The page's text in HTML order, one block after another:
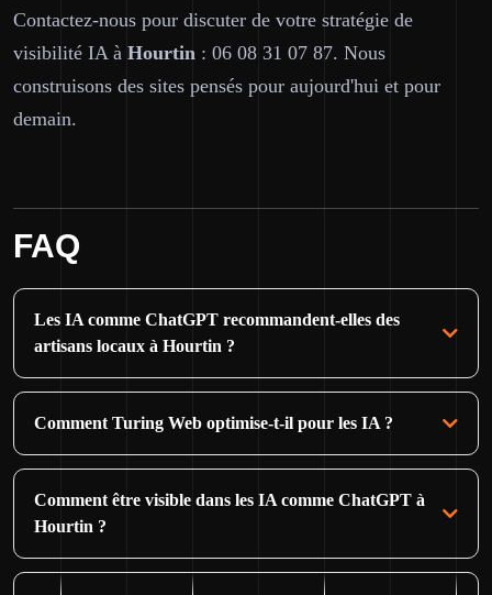
Contactez-nous pour discuter de votre stratégie de
visibilité IA à Hourtin : 06 08 31 07 87. Nous
construisons des sites pensés pour aujourd'hui et pour
demain.
FAQ
Les IA comme ChatGPT recommandent-elles des
artisans locaux à Hourtin ?
Comment Turing Web optimise-t-il pour les IA ?
Comment être visible dans les IA comme ChatGPT à
Hourtin ?